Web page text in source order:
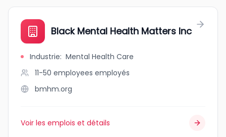
Black Mental Health Matters Inc
Industrie: Mental Health Care
11-50 employees employés
bmhm.org
Voir les emplois et détails